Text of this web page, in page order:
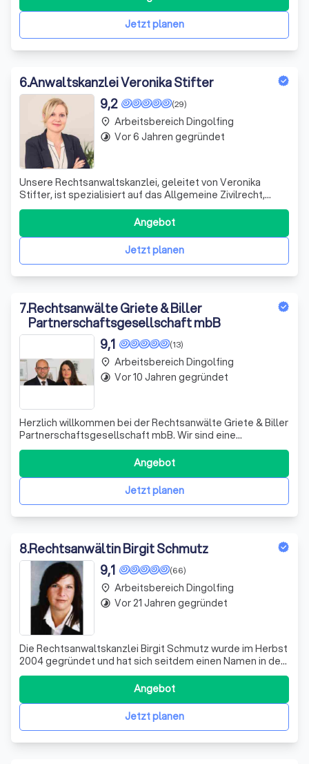
Arbeit. Wir legen großen Wert auf regelmäßige
Fortbildung und Qualitätssicherung, um
Jetzt planen
6.Anwaltskanzlei Veronika Stifter
(29)
9,2
Unsere Rechtsanwaltskanzlei, geleitet von Veronika
Stifter, ist spezialisiert auf das Allgemeine Zivilrecht,
einschließlich Familienrecht, Erbrecht,
Vertragsgestaltung, Reiserecht und AGB. Wir sind stolz
darauf, eine breite Palette von Rechtsdienstleistungen
anzubieten, die auf die individuellen Bed
Jetzt planen
Angebot
place Arbeitsbereich Dingolfing
timelapse Vor 6 Jahren gegründet
7.Rechtsanwälte Griete & Biller
Partnerschaftsgesellschaft mbB
(13)
9,1
Herzlich willkommen bei der Rechtsanwälte Griete & Biller
Partnerschaftsgesellschaft mbB. Wir sind eine
überwiegend zivilrechtlich orientierte, modern
ausgestattete Rechtsanwaltskanzlei im Herzen von
Landshut. Unsere Qualität zeichnet sich durch langjährige
Erfahrung, Spezialisierung der Anwälte auf
Jetzt planen
Angebot
place Arbeitsbereich Dingolfing
timelapse Vor 10 Jahren gegründet
8.Rechtsanwältin Birgit Schmutz
(66)
9,1
Die Rechtsanwaltskanzlei Birgit Schmutz wurde im Herbst
2004 gegründet und hat sich seitdem einen Namen in der
Branche gemacht. Die Kanzlei befindet sich in einem
Gewerbegebiet und ist mit moderner EDV-Technik
ausgestattet, um umfangreiche Recherchen durchführen
zu können. Aktuellste Fachliteratur s
Jetzt planen
Angebot
place Arbeitsbereich Dingolfing
timelapse Vor 21 Jahren gegründet